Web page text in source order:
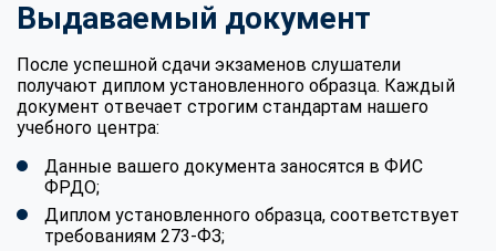
Выдаваемый документ
После успешной сдачи экзаменов слушатели
получают диплом установленного образца. Каждый
документ отвечает строгим стандартам нашего
учебного центра:
Данные вашего документа заносятся в ФИС
ФРДО;
Диплом установленного образца, соответствует
требованиям 273-ФЗ;